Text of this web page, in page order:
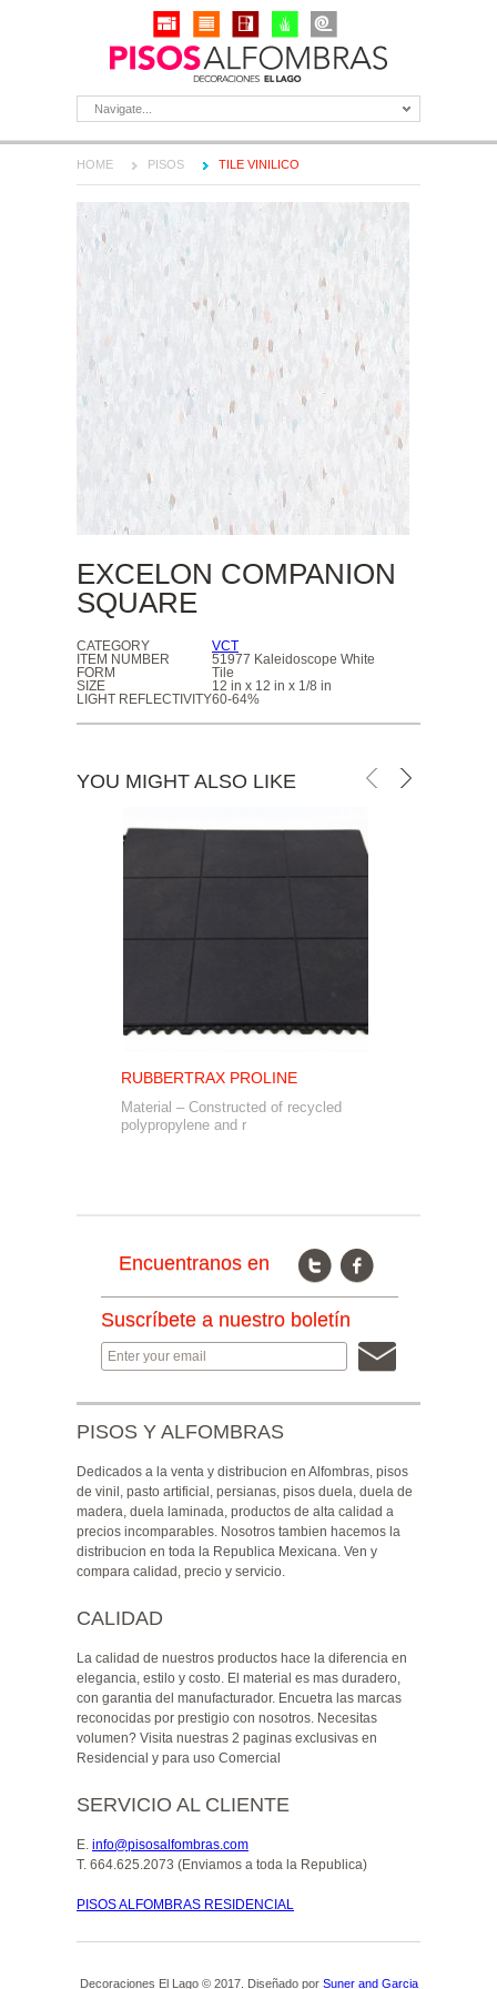
Navigate...
HOME PISOS TILE VINILICO
EXCELON COMPANION
SQUARE
CATEGORY
VCT
ITEM NUMBER
51977 Kaleidoscope White
FORM
Tile
SIZE
12 in x 12 in x 1/8 in
LIGHT REFLECTIVITY60-64%
YOU MIGHT ALSO LIKE
RUBBERTRAX PROLINE
Material – Constructed of recycled
polypropylene and r
Encuentranos en
Suscríbete a nuestro boletín
PISOS Y ALFOMBRAS
Dedicados a la venta y distribucion en Alfombras, pisos
de vinil, pasto artificial, persianas, pisos duela, duela de
madera, duela laminada, productos de alta calidad a
precios incomparables. Nosotros tambien hacemos la
distribucion en toda la Republica Mexicana. Ven y
compara calidad, precio y servicio.
CALIDAD
La calidad de nuestros productos hace la diferencia en
elegancia, estilo y costo. El material es mas duradero,
con garantia del manufacturador. Encuetra las marcas
reconocidas por prestigio con nosotros. Necesitas
volumen? Visita nuestras 2 paginas exclusivas en
Residencial y para uso Comercial
SERVICIO AL CLIENTE
E. info@pisosalfombras.com
T. 664.625.2073 (Enviamos a toda la Republica)
PISOS ALFOMBRAS RESIDENCIAL
Decoraciones El Lago © 2017. Diseñado por Suner and Garcia